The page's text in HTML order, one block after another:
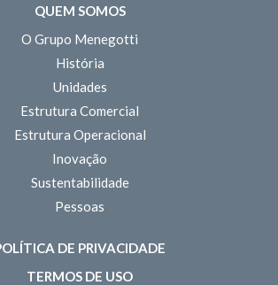
QUEM SOMOS
O Grupo Menegotti
História
Unidades
Estrutura Comercial
Estrutura Operacional
Inovação
Sustentabilidade
Pessoas
DE PRIVACIDADE
TERMOS DE USO